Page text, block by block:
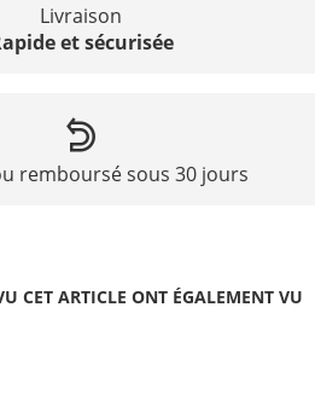
Livraison
et sécurisée
remboursé sous 30 jours
CET ARTICLE ONT ÉGALEMENT VU